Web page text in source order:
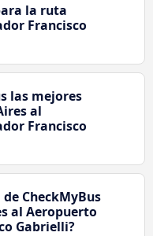
la ruta
Francisco
las mejores
al
Francisco
CheckMyBus
al Aeropuerto
Gabrielli?